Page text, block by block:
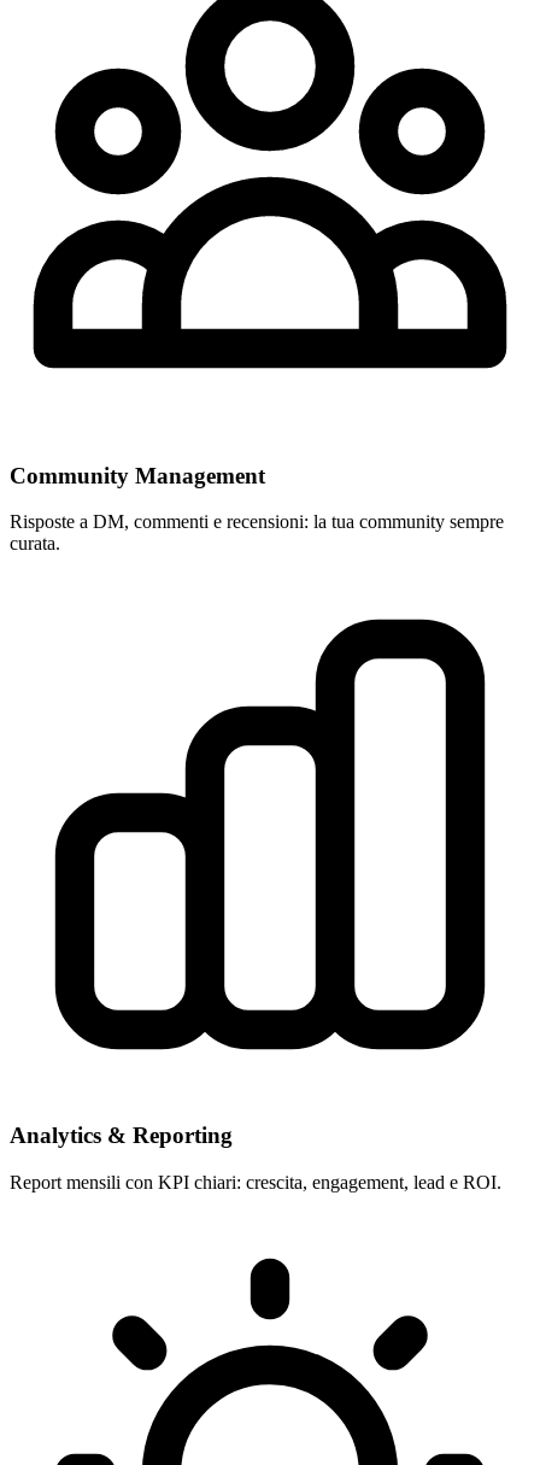
Community Management
Risposte a DM, commenti e recensioni: la tua community sempre
curata.
Analytics & Reporting
Report mensili con KPI chiari: crescita, engagement, lead e ROI.